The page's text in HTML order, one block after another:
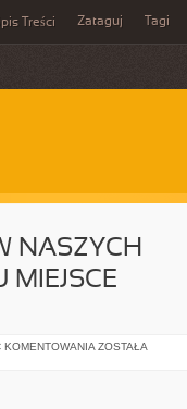
Treści Zataguj Tagi
NASZYCH
MIEJSCE
KOMENTOWANIA LOKAL
ZOSTAŁA